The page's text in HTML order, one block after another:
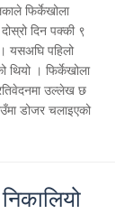
फिर्केखोला
दिन पक्की ९
यसअघि पहिलो
थियो । फिर्केखोला
उल्लेख छ
डोजर चलाइएको